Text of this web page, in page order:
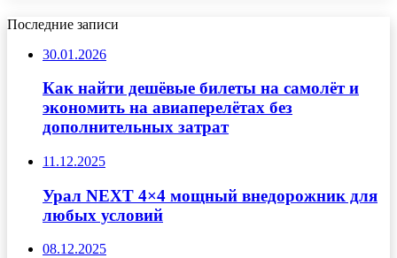
Последние записи
30.01.2026
Как найти дешёвые билеты на самолёт и
экономить на авиаперелётах без
дополнительных затрат
11.12.2025
Урал NEXT 4×4 мощный внедорожник для
любых условий
08.12.2025